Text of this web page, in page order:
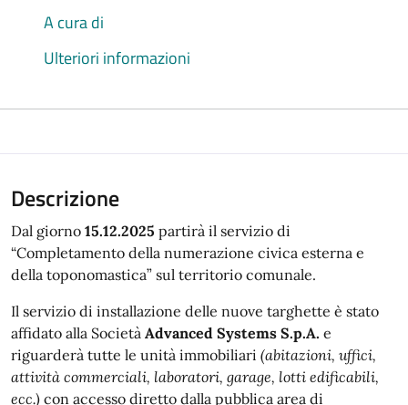
A cura di
Ulteriori informazioni
Descrizione
Dal giorno 15.12.2025 partirà il servizio di
“Completamento della numerazione civica esterna e
della toponomastica” sul territorio comunale.
Il servizio di installazione delle nuove targhette è stato
affidato alla Società Advanced Systems S.p.A. e
riguarderà tutte le unità immobiliari (abitazioni, uffici,
attività commerciali, laboratori, garage, lotti edificabili,
ecc.) con accesso diretto dalla pubblica area di